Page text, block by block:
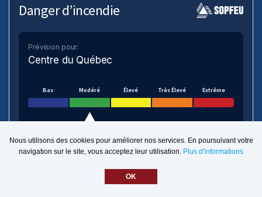
Danger d’incendie
Prévision pour:
Centre du Québec
Bas Modéré Élevé Très Élevé Extrême
VOIR SUR LA CARTE
intégration de l'IA,site pour municipalité
Nous utilisons des cookies pour améliorer nos services. En poursuivant votre
navigation sur le site, vous acceptez leur utilisation. Plus d'informations
OK